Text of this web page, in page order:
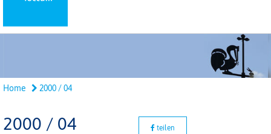
Home 2000 / 04
2000 / 04 teilen